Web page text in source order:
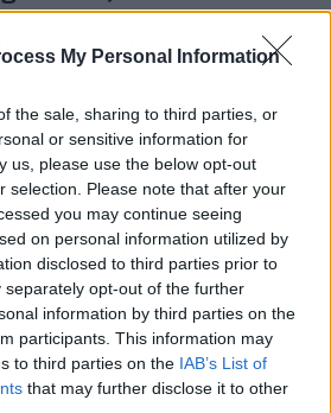
My Personal Information
the sale, sharing to third parties, or
or sensitive information for
us, please use the below opt-out
selection. Please note that after your
you may continue seeing
on personal information utilized by
disclosed to third parties prior to
separately opt-out of the further
information by third parties on the
participants. This information may
to third parties on the IAB’s List of
that may further disclose it to other
de los expertos es clara: si te
hecha, cómetela nada más
playa en el tupper. El
reduce el riesgo porque no
las bacterias proliferen.
tortilla para más tarde, mejor
que no quede rastro líquido.
por huevos pasteurizados
más cremosa pero
evita los huevos de corral
de calor. El disgusto no